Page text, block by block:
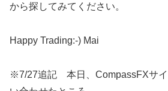
から探してみてください。
Happy Trading:-) Mai
※7/27追記 本日、CompassFXサイ